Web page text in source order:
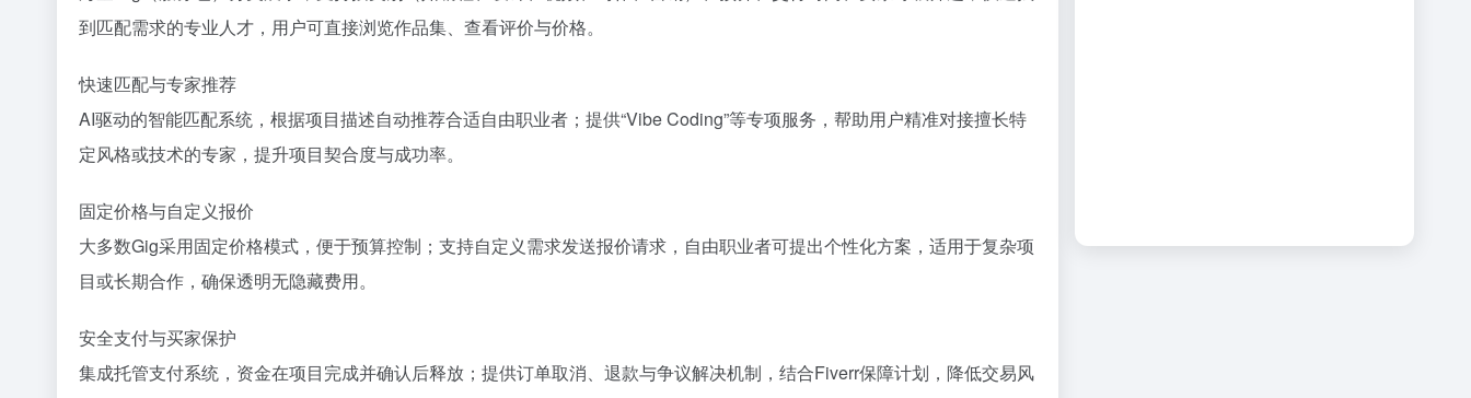
到匹配需求的专业人才，用户可直接浏览作品集、查看评价与价格。
快速匹配与专家推荐
AI驱动的智能匹配系统，根据项目描述自动推荐合适自由职业者；提供“Vibe Coding”等专项服务，帮助用户精准对接擅长特
定风格或技术的专家，提升项目契合度与成功率。
固定价格与自定义报价
大多数Gig采用固定价格模式，便于预算控制；支持自定义需求发送报价请求，自由职业者可提出个性化方案，适用于复杂项
目或长期合作，确保透明无隐藏费用。
安全支付与买家保护
集成托管支付系统，资金在项目完成并确认后释放；提供订单取消、退款与争议解决机制，结合Fiverr保障计划，降低交易风